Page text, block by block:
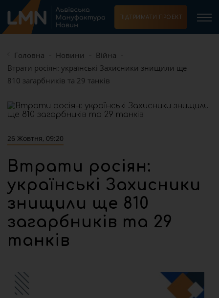
ПІДТРИМАТИ ПРОЕКТ
Головна Новини
Війна
Втрати росіян: українські Захисники знищили ще
810 загарбників та 29 танків
26 Жовтня, 09:20
Втрати росіян:
українські Захисники
знищили ще 810
загарбників та 29
танків